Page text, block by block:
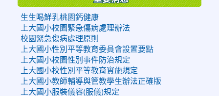
生生喝鮮乳桃園鈣健康
上大國小校園緊急傷病處理辦法
校園緊急傷病處理原則
上大國小性別平等教育委員會設置要點
上大國小校園性別事件防治規定
上大國小校性別平等教育實施規定
上大國小教師輔導與管教學生辦法正確版
上大國小服裝儀容(服儀)規定